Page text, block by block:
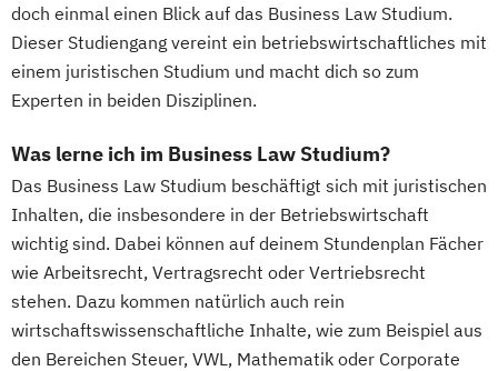
doch einmal einen Blick auf das Business Law Studium.
Dieser Studiengang vereint ein betriebswirtschaftliches mit
einem juristischen Studium und macht dich so zum
Experten in beiden Disziplinen.
Was lerne ich im Business Law Studium?
Das Business Law Studium beschäftigt sich mit juristischen
Inhalten, die insbesondere in der Betriebswirtschaft
wichtig sind. Dabei können auf deinem Stundenplan Fächer
wie Arbeitsrecht, Vertragsrecht oder Vertriebsrecht
stehen. Dazu kommen natürlich auch rein
wirtschaftswissenschaftliche Inhalte, wie zum Beispiel aus
den Bereichen Steuer, VWL, Mathematik oder Corporate